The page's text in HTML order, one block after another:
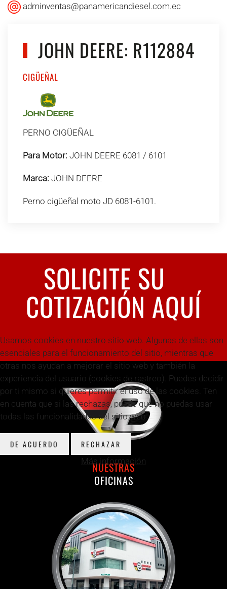
adminventas@panamericandiesel.com.ec
JOHN DEERE: R112884
CIGÜEÑAL
PERNO CIGÜEÑAL
Para Motor: JOHN DEERE 6081 / 6101
Marca: JOHN DEERE
Perno cigüeñal moto JD 6081-6101.
SOLICITE SU
COTIZACIÓN AQUÍ
NUESTRAS
OFICINAS
Usamos cookies en nuestro sitio web. Algunas de ellas son
esenciales para el funcionamiento del sitio, mientras que
otras nos ayudan a mejorar el sitio web y también la
experiencia del usuario (cookies de rastreo). Puedes decidir
por ti mismo si quieres permitir el uso de las cookies. Ten
en cuenta que si las rechazas, puede que no puedas usar
todas las funcionalidades del sitio web.
DE ACUERDO RECHAZAR
Más información